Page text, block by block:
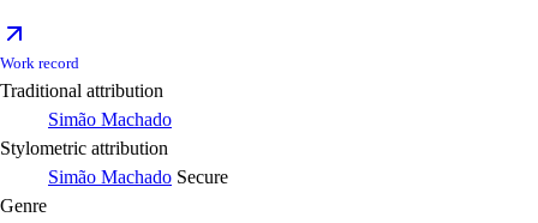
Work record
Traditional attribution
Simão Machado
Stylometric attribution
Simão Machado Secure
Genre